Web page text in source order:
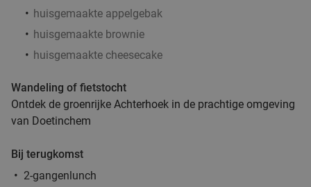
huisgemaakte appelgebak
huisgemaakte brownie
huisgemaakte cheesecake
Wandeling of fietstocht
Ontdek de groenrijke Achterhoek in de prachtige omgeving
van Doetinchem
Bij terugkomst
2-gangenlunch